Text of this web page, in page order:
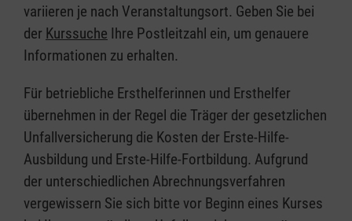
variieren je nach Veranstaltungsort. Geben Sie bei
der Kurssuche Ihre Postleitzahl ein, um genauere
Informationen zu erhalten.
Für betriebliche Ersthelferinnen und Ersthelfer
übernehmen in der Regel die Träger der gesetzlichen
Unfallversicherung die Kosten der Erste-Hilfe-
Ausbildung und Erste-Hilfe-Fortbildung. Aufgrund
der unterschiedlichen Abrechnungsverfahren
vergewissern Sie sich bitte vor Beginn eines Kurses